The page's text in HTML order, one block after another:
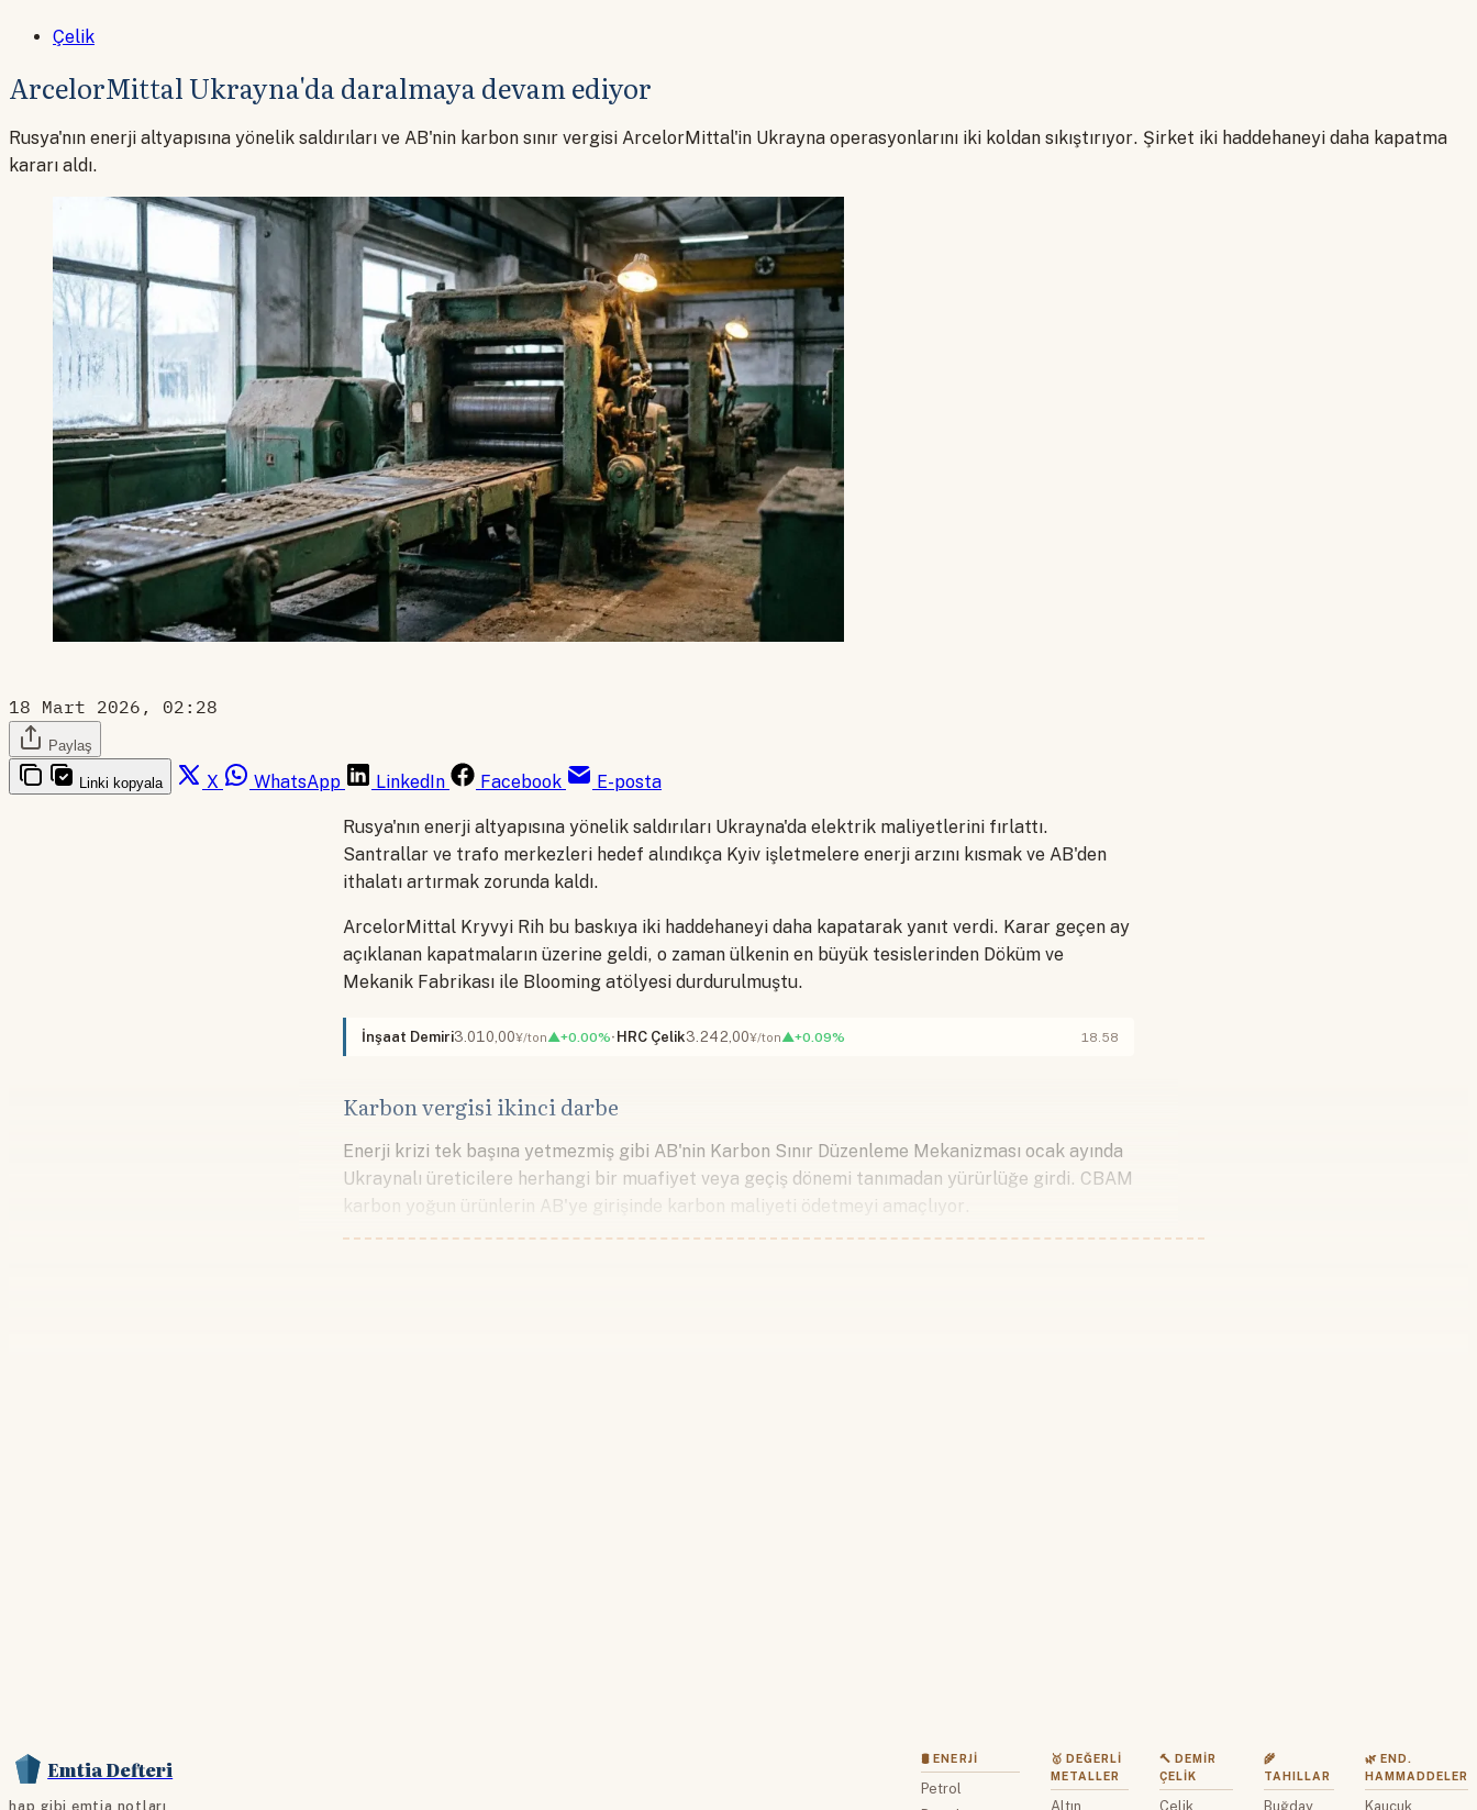
Çelik
ArcelorMittal Ukrayna'da daralmaya devam ediyor
Rusya'nın enerji altyapısına yönelik saldırıları ve AB'nin karbon sınır vergisi ArcelorMittal'in Ukrayna operasyonlarını iki koldan sıkıştırıyor. Şirket iki haddehaneyi daha kapatma
kararı aldı.
18 Mart 2026, 02:28
Paylaş
Linki kopyala X WhatsApp LinkedIn Facebook E-posta
Rusya'nın enerji altyapısına yönelik saldırıları Ukrayna'da elektrik maliyetlerini fırlattı.
Santrallar ve trafo merkezleri hedef alındıkça Kyiv işletmelere enerji arzını kısmak ve AB'den
ithalatı artırmak zorunda kaldı.
ArcelorMittal Kryvyi Rih bu baskıya iki haddehaneyi daha kapatarak yanıt verdi. Karar geçen ay
açıklanan kapatmaların üzerine geldi, o zaman ülkenin en büyük tesislerinden Döküm ve
Mekanik Fabrikası ile Blooming atölyesi durdurulmuştu.
İnşaat Demiri3.010,00¥/ton▲+0.00% HRC Çelik3.242,00¥/ton▲+0.09% 18.58
Karbon vergisi ikinci darbe
Enerji krizi tek başına yetmezmiş gibi AB'nin Karbon Sınır Düzenleme Mekanizması ocak ayında
Ukraynalı üreticilere herhangi bir muafiyet veya geçiş dönemi tanımadan yürürlüğe girdi. CBAM
karbon yoğun ürünlerin AB'ye girişinde karbon maliyeti ödetmeyi amaçlıyor.
Emtia Defteri
hap gibi emtia notları
🛢 ENERJI
Petrol
🥇 DEĞERLI
METALLER
Altın
🔨 DEMIR
ÇELIK
Çelik
🌾
TAHILLAR
Buğday
🌿 END.
HAMMADDELER
Kauçuk